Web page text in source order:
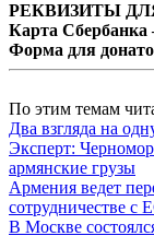
РЕКВИЗИТЫ
Карта Сбербанка
Форма для
По этим темам
Два взгляда на
Эксперт:
армянские грузы
Армения ведет
сотрудничестве с
В Москве